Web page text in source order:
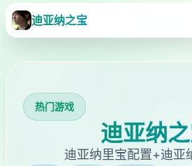
迪亚纳之宝
热门游戏
迪亚纳
迪亚纳里宝配置+迪亚